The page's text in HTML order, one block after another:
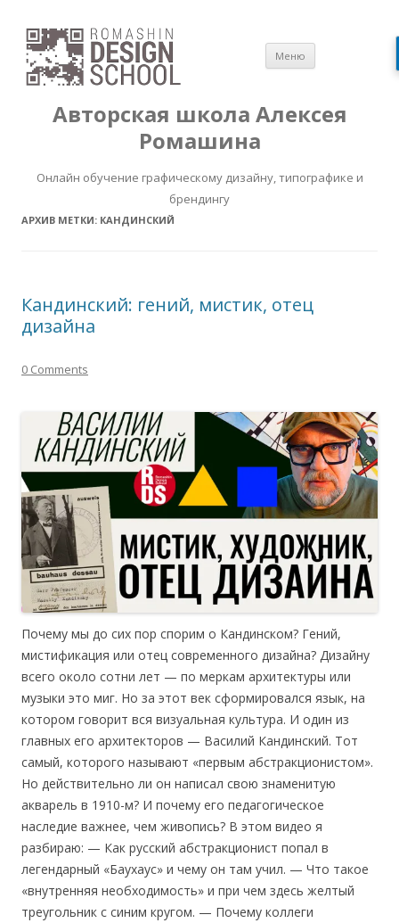
Авторская школа Алексея
Ромашина
Онлайн обучение графическому дизайну, типографике и
брендингу
Меню
содержимому
АРХИВ МЕТКИ: КАНДИНСКИЙ
Кандинский: гений, мистик, отец
дизайна
0 Comments
Почему мы до сих пор спорим о Кандинском? Гений,
мистификация или отец современного дизайна? Дизайну
всего около сотни лет — по меркам архитектуры или
музыки это миг. Но за этот век сформировался язык, на
котором говорит вся визуальная культура. И один из
главных его архитекторов — Василий Кандинский. Тот
самый, которого называют «первым абстракционистом».
Но действительно ли он написал свою знаменитую
акварель в 1910-м? И почему его педагогическое
наследие важнее, чем живопись? В этом видео я
разбираю: — Как русский абстракционист попал в
легендарный «Баухаус» и чему он там учил. — Что такое
«внутренняя необходимость» и при чем здесь желтый
треугольник с синим кругом. — Почему коллеги